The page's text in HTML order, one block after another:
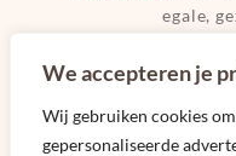
We accepteren je
Wij gebruiken cookies
gepersonaliseerde
egale,
Happy